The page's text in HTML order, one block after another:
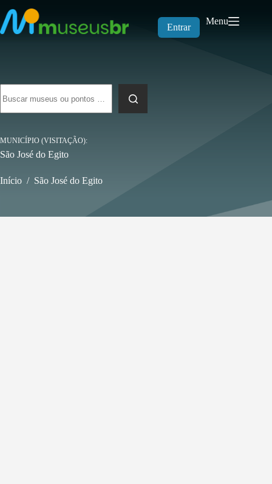
para
o
conteúdo
Entrar
Menu
resultados
MUNICÍPIO (VISITAÇÃO)
São José do Egito
Início / São José do Egito